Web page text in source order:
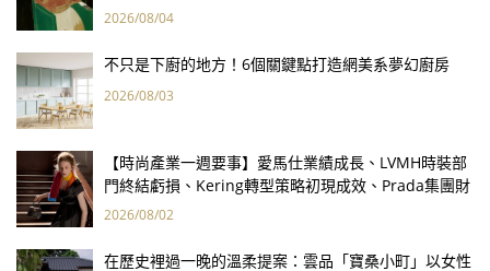
2026/08/04
不只是下廚的地方！6個關鍵點打造網美系夢幻廚房
2026/08/03
【時尚產業一週要事】愛馬仕業績成長、LVMH時裝部
門終結虧損、Kering轉型策略初現成效、Prada集團財
報亮眼
2026/08/02
在歷史裡過一晚的溫柔提案：雲品「寶桑小町」以女性